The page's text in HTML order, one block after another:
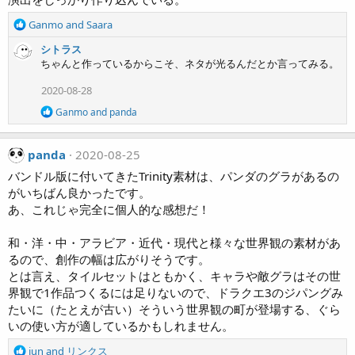
:
R
a
n
s
:
Ganmoand Saara
シトラス
ちゃんと作っているからこそ、ネタが光るんだとか言ってみる。
2020-08-28
R
e
a
c
t
i
o
n
s
Ganmoand panda
panda
2020-08-25
バンドル版に付いてきたTrinity素材は、パンダのグラがあるの
がいちばん良かったです。
あ、これじゃ完全に個人的な感想だ！
和・洋・中・アラビア・近代・現代と様々な世界観の素材があ
るので、創作の幅は広がりそうです。
とは言え、タイルセットはともかく、キャラや敵グラはその世
界観で1作品つくるには足りないので、ドラクエ3のジパングみ
たいに（たとえが古い）そういう世界観の町が登場する、ぐら
いの使い方が適しているかもしれません。
R
jun and リンクス